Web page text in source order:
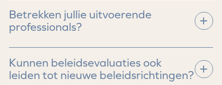
Betrekken jullie uitvoerende
professionals?
realistisch beeld van beleid in de praktijk.
Kunnen beleidsevaluaties ook
leiden tot nieuwe beleidsrichtingen?